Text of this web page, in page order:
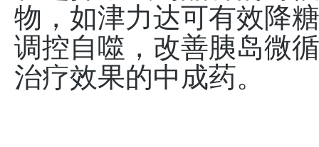
物，如津力达可有效降
调控自噬，改善胰岛微
治疗效果的中成药。